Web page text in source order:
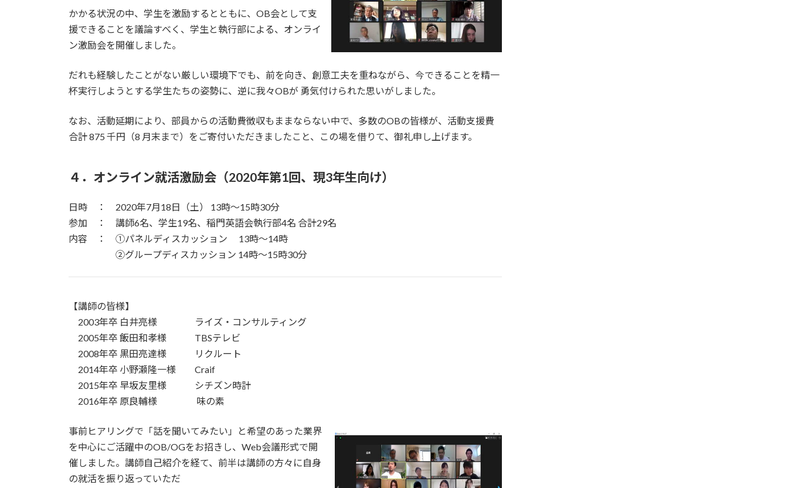
かかる状況の中、学生を激励するとともに、OB会として支
援できることを議論すべく、学生と執行部による、オンライ
ン激励会を開催しました。
だれも経験したことがない厳しい環境下でも、前を向き、創意工夫を重ねながら、今できることを精一
杯実行しようとする学生たちの姿勢に、逆に我々OBが 勇気付けられた思いがしました。
なお、活動延期により、部員からの活動費徴収もままならない中で、多数のOBの皆様が、活動支援費
合計 875 千円（8 月末まで）をご寄付いただきましたこと、この場を借りて、御礼申し上げます。
４．オンライン就活激励会（2020年第1回、現3年生向け）
日時 ： 2020年7月18日（土） 13時～15時30分
参加 ： 講師6名、学生19名、稲門英語会執行部4名 合計29名
内容 ： ①パネルディスカッション 13時～14時
②グループディスカッション 14時～15時30分
【講師の皆様】
2003年卒 白井亮様 ライズ・コンサルティング
2005年卒 飯田和孝様 TBSテレビ
2008年卒 黒田亮達様 リクルート
2014年卒 小野瀬隆一様 Craif
2015年卒 早坂友里様 シチズン時計
2016年卒 原良輔様 味の素
事前ヒアリングで「話を聞いてみたい」と希望のあった業界
を中心にご活躍中のOB/OGをお招きし、Web会議形式で開
催しました。講師自己紹介を経て、前半は講師の方々に自身
の就活を振り返っていただ